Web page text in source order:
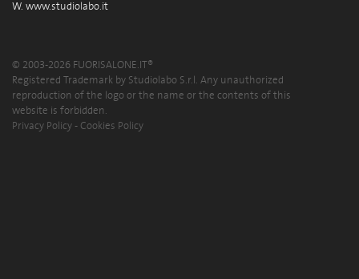
W. www.studiolabo.it
© 2003-2026 FUORISALONE.IT®
Registered Trademark by Studiolabo S.r.l. Any unauthorized
reproduction of the logo or the name or the contents of this
website is forbidden.
Privacy Policy - Cookies Policy